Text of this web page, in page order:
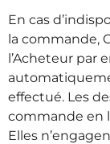
En cas
la commande,
l’Acheteur par
effectué. Les
commande en
Elles